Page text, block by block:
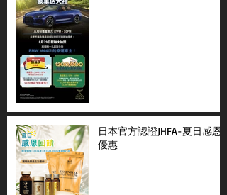
日本官方認證JHFA-夏日感恩
優惠